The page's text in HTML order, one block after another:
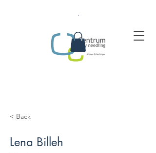
.
< Back
Lena Billeh